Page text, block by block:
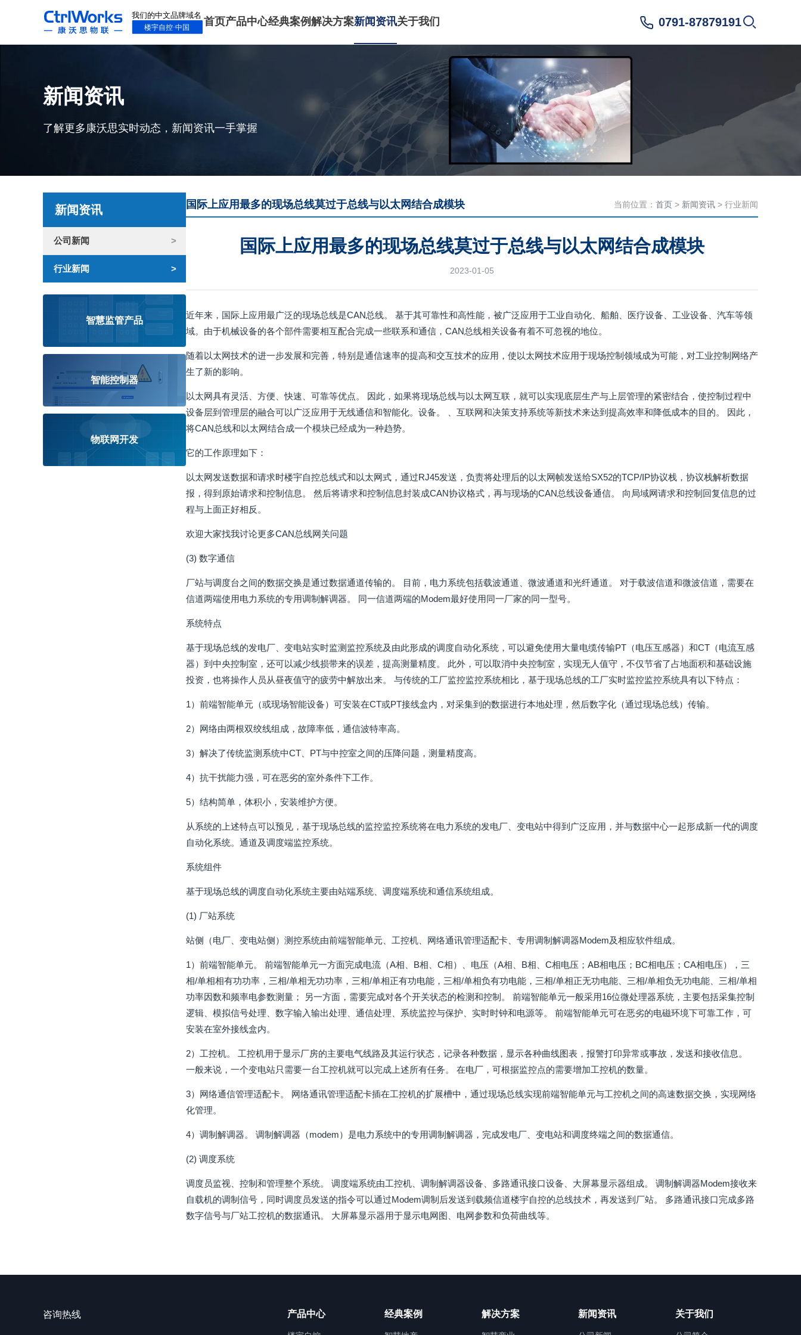
首页产品中心经典案例解决方案新闻资讯关于我们 0791-87879191
新闻资讯
了解更多康沃思实时动态，新闻资讯一手掌握
新闻资讯
公司新闻
行业新闻
智慧监管产品
智能控制器
物联网开发
国际上应用最多的现场总线莫过于总线与以太网结合成模块 当前位置： 首页 > 新闻资讯 > 行业新闻
国际上应用最多的现场总线莫过于总线与以太网结合成模块
2023-01-05
近年来，国际上应用最广泛的现场总线是CAN总线。 基于其可靠性和高性能，被广泛应用于工业自动化、船舶、医疗设备、工业设备、汽车等领
域。由于机械设备的各个部件需要相互配合完成一些联系和通信，CAN总线相关设备有着不可忽视的地位。
随着以太网技术的进一步发展和完善，特别是通信速率的提高和交互技术的应用，使以太网技术应用于现场控制领域成为可能，对工业控制网络产
生了新的影响。
以太网具有灵活、方便、快速、可靠等优点。 因此，如果将现场总线与以太网互联，就可以实现底层生产与上层管理的紧密结合，使控制过程中
设备层到管理层的融合可以广泛应用于无线通信和智能化。设备。 、互联网和决策支持系统等新技术来达到提高效率和降低成本的目的。 因此，
将CAN总线和以太网结合成一个模块已经成为一种趋势。
它的工作原理如下：
以太网发送数据和请求时楼宇自控总线式和以太网式，通过RJ45发送，负责将处理后的以太网帧发送给SX52的TCP/IP协议栈，协议栈解析数据
报，得到原始请求和控制信息。 然后将请求和控制信息封装成CAN协议格式，再与现场的CAN总线设备通信。 向局域网请求和控制回复信息的过
程与上面正好相反。
欢迎大家找我讨论更多CAN总线网关问题
(3) 数字通信
厂站与调度台之间的数据交换是通过数据通道传输的。 目前，电力系统包括载波通道、微波通道和光纤通道。 对于载波信道和微波信道，需要在
信道两端使用电力系统的专用调制解调器。 同一信道两端的Modem最好使用同一厂家的同一型号。
系统特点
基于现场总线的发电厂、变电站实时监测监控系统及由此形成的调度自动化系统，可以避免使用大量电缆传输PT（电压互感器）和CT（电流互感
器）到中央控制室，还可以减少线损带来的误差，提高测量精度。 此外，可以取消中央控制室，实现无人值守，不仅节省了占地面积和基础设施
投资，也将操作人员从昼夜值守的疲劳中解放出来。 与传统的工厂监控监控系统相比，基于现场总线的工厂实时监控监控系统具有以下特点：
1）前端智能单元（或现场智能设备）可安装在CT或PT接线盒内，对采集到的数据进行本地处理，然后数字化（通过现场总线）传输。
2）网络由两根双绞线组成，故障率低，通信波特率高。
3）解决了传统监测系统中CT、PT与中控室之间的压降问题，测量精度高。
4）抗干扰能力强，可在恶劣的室外条件下工作。
5）结构简单，体积小，安装维护方便。
从系统的上述特点可以预见，基于现场总线的监控监控系统将在电力系统的发电厂、变电站中得到广泛应用，并与数据中心一起形成新一代的调度
自动化系统。通道及调度端监控系统。
系统组件
基于现场总线的调度自动化系统主要由站端系统、调度端系统和通信系统组成。
(1) 厂站系统
站侧（电厂、变电站侧）测控系统由前端智能单元、工控机、网络通讯管理适配卡、专用调制解调器Modem及相应软件组成。
1）前端智能单元。 前端智能单元一方面完成电流（A相、B相、C相）、电压（A相、B相、C相电压；AB相电压；BC相电压；CA相电压），三
相/单相相有功功率，三相/单相无功功率，三相/单相正有功电能，三相/单相负有功电能，三相/单相正无功电能、三相/单相负无功电能、三相/单相
功率因数和频率电参数测量； 另一方面，需要完成对各个开关状态的检测和控制。 前端智能单元一般采用16位微处理器系统，主要包括采集控制
逻辑、模拟信号处理、数字输入输出处理、通信处理、系统监控与保护、实时时钟和电源等。 前端智能单元可在恶劣的电磁环境下可靠工作，可
安装在室外接线盒内。
2）工控机。 工控机用于显示厂房的主要电气线路及其运行状态，记录各种数据，显示各种曲线图表，报警打印异常或事故，发送和接收信息。
一般来说，一个变电站只需要一台工控机就可以完成上述所有任务。 在电厂，可根据监控点的需要增加工控机的数量。
3）网络通信管理适配卡。 网络通讯管理适配卡插在工控机的扩展槽中，通过现场总线实现前端智能单元与工控机之间的高速数据交换，实现网络
化管理。
4）调制解调器。 调制解调器（modem）是电力系统中的专用调制解调器，完成发电厂、变电站和调度终端之间的数据通信。
(2) 调度系统
调度员监视、控制和管理整个系统。 调度端系统由工控机、调制解调器设备、多路通讯接口设备、大屏幕显示器组成。 调制解调器Modem接收来
自载机的调制信号，同时调度员发送的指令可以通过Modem调制后发送到载频信道楼宇自控的总线技术，再发送到厂站。 多路通讯接口完成多路
数字信号与厂站工控机的数据通讯。 大屏幕显示器用于显示电网图、电网参数和负荷曲线等。
咨询热线 产品中心 经典案例 解决方案 新闻资讯 关于我们